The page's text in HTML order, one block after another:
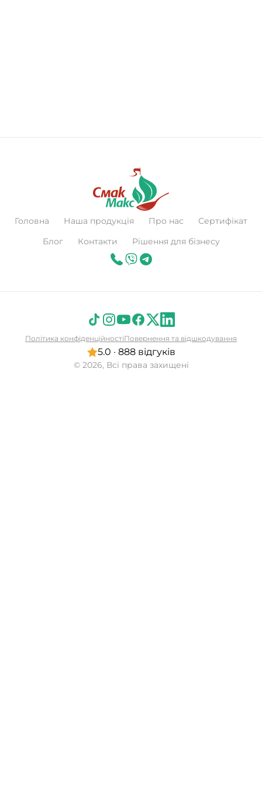
Головна Наша продукція Про нас
Сертифікат
Блог
Контакти Рішення для бізнесу
© 2026, Всі права захищені
5.0 · 888 відгуків
Політика конфіденційностіПовернення та відшкодування